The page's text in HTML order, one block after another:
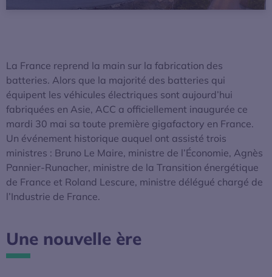
La France reprend la main sur la fabrication des
batteries. Alors que la majorité des batteries qui
équipent les véhicules électriques sont aujourd’hui
fabriquées en Asie, ACC a officiellement inaugurée ce
mardi 30 mai sa toute première gigafactory en France.
Un événement historique auquel ont assisté trois
ministres : Bruno Le Maire, ministre de l’Économie, Agnès
Pannier-Runacher, ministre de la Transition énergétique
de France et Roland Lescure, ministre délégué chargé de
l’Industrie de France.
Une nouvelle ère